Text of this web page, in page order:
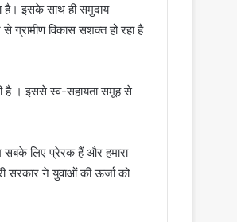
है। इसके साथ ही समुदाय
ग्रामीण विकास सशक्त हो रहा है
है । इससे स्व-सहायता समूह से
सबके लिए प्रेरक हैं और हमारा
सरकार ने युवाओं की ऊर्जा को